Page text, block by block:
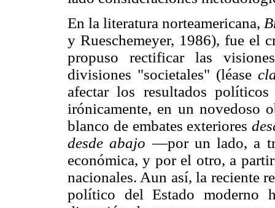
En la literatura norteamericana,
y Rueschemeyer, 1986), fue el
propuso rectificar las
divisiones "societales" (léase
afectar los resultados
irónicamente, en un novedoso
blanco de embates exteriores
desde abajo —por un lado, a
económica, y por el otro, a
nacionales. Aun así, la reciente
político del Estado moderno